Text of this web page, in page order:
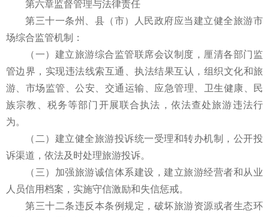
第六章监督管理与法律责任
第三十一条州、县（市）人民政府应当建立健全旅游市
场综合监管机制：
（一）建立旅游综合监管联席会议制度，厘清各部门监
管边界，实现违法线索互通、执法结果互认，组织文化和旅
游、市场监管、公安、交通运输、应急管理、卫生健康、民
族宗教、税务等部门开展联合执法，依法查处旅游违法行
为。
（二）建立健全旅游投诉统一受理和转办机制，公开投
诉渠道，依法及时处理旅游投诉。
（三）加强旅游诚信体系建设，建立旅游经营者和从业
人员信用档案，实施守信激励和失信惩戒。
第三十二条违反本条例规定，破坏旅游资源或者生态环